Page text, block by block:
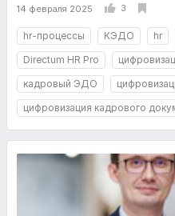
14 февраля 2025 3
hr-процессы КЭДО hr
Directum HR Pro
кадровый ЭДО
цифровизация кадрового